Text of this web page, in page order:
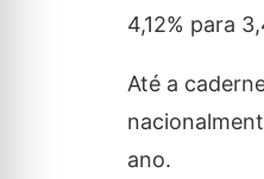
4,12% para
Até a
ano.